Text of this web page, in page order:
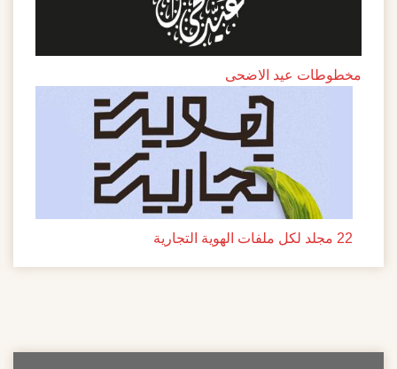
مخطوطات عيد الاضحى
22 مجلد لكل ملفات الهوية التجارية